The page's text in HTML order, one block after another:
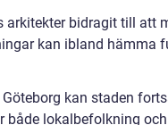
arkitekter bidragit till att
kan ibland hämma
kan staden
lokalbefolkning